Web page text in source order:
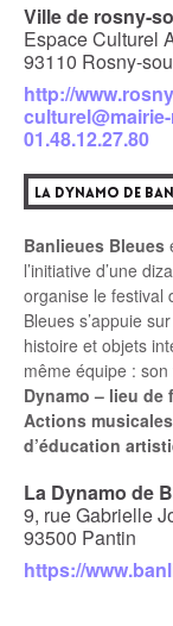
Ville de rosny-
Espace Culturel
93110 Rosny-
http://
01.48.12.27.80
LA DYNAMO DE
Banlieues Bleues
l’initiative d’une
organise le festival
Bleues s’appuie
histoire et objets
même équipe : son
Dynamo – lieu
Actions
d’éducation
La Dynamo de
9, rue Gabrielle
93500 Pantin
https://